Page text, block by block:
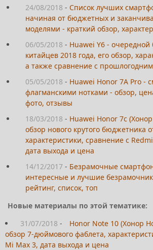
24/08/2018 - Список лучших
начиная от бюджетных и
моделями - краткий обзор,
06/05/2018 - Huawei Y6 -
китайцев 2018 года, его обзор,
а также сравнение с
05/05/2018 - Huawei Honor 7A Pro -
флагманскими нотками - обзор,
фото, отзывы
18/03/2018 - Huawei Honor 7c
обзор нового крутого бюджетника
характеристики, сравнение с
дата выхода и цена
14/12/2017 - Безрамочные
интересные и лучшие
рейтинг, список, топ
Новые материалы по этой тематике:
31/07/2018 -
Honor Note 10 (Хонор
обзор 7-дюймового фаблета,
Mi Max 3, дата выхода и цена